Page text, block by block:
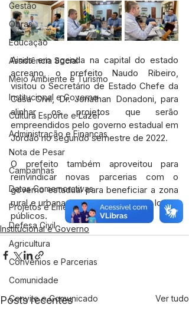
Gestão
Obras
Educação
Assistência Social
Meio Ambiente e Turismo
Institucional e Governo
Cultura Esporte e Lazer
Administração e Finanças
Nota de Pesar
Campanhas
Datas Comemorativas
Projetos e Emendas
Defesa Civil
Agricultura
Convênios e Parcerias
Comunidade
Convite e Comunicado
Ainda em agenda na capital do estado
acreano, o prefeito Naudo Ribeiro,
visitou o Secretário de Estado Chefe da
Casa Civil, Dr. Jonathan Donadoni, para
alinhar os projetos que serão
empreendidos pelo governo estadual em
Jordão no segundo semestre de 2022.
O prefeito também aproveitou para
reinvindicar novas parcerias com o
governo estadual para beneficiar a zona
rural e urbana e revitalizar diversos locais
públicos.
Institucional e Governo
Posts recentes Ver tudo